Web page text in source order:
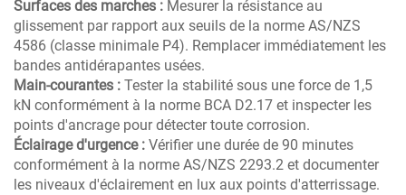
Surfaces des marches : Mesurer la résistance au
glissement par rapport aux seuils de la norme AS/NZS
4586 (classe minimale P4). Remplacer immédiatement les
bandes antidérapantes usées.
Main-courantes : Tester la stabilité sous une force de 1,5
kN conformément à la norme BCA D2.17 et inspecter les
points d'ancrage pour détecter toute corrosion.
Éclairage d'urgence : Vérifier une durée de 90 minutes
conformément à la norme AS/NZS 2293.2 et documenter
les niveaux d'éclairement en lux aux points d'atterrissage.